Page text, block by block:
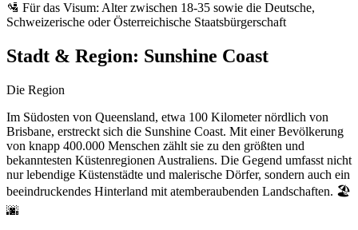
🛂 Für das Visum: Alter zwischen 18-35 sowie die Deutsche,
Schweizerische oder Österreichische Staatsbürgerschaft
Stadt & Region: Sunshine Coast
Die Region
Im Südosten von Queensland, etwa 100 Kilometer nördlich von
Brisbane, erstreckt sich die Sunshine Coast. Mit einer Bevölkerung
von knapp 400.000 Menschen zählt sie zu den größten und
bekanntesten Küstenregionen Australiens. Die Gegend umfasst nicht
nur lebendige Küstenstädte und malerische Dörfer, sondern auch ein
beeindruckendes Hinterland mit atemberaubenden Landschaften. 🏖️
🌆